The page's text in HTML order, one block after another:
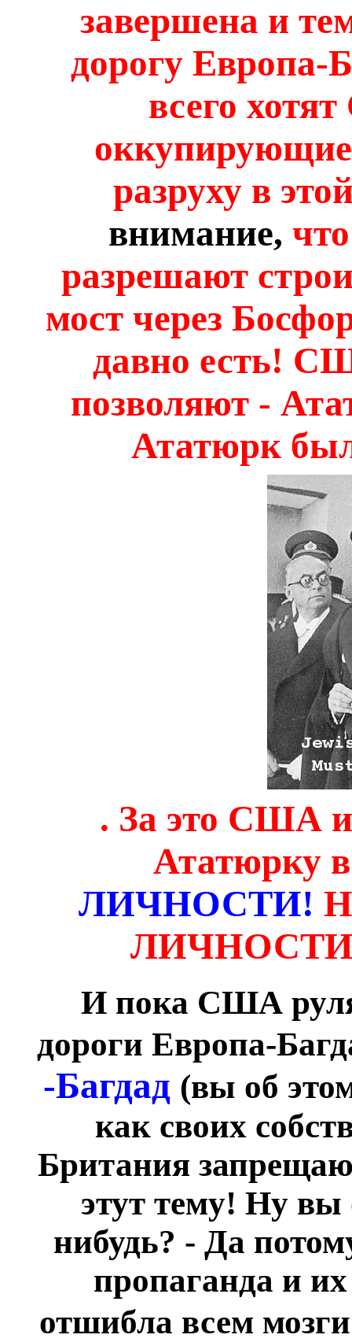
завершена и
дорогу Европа-
всего
разруху в
внимание,
разрешают
мост через
давно есть!
позволяют -
Ататюрк
. За это США
Ататюрку
ЛИЧНОСТИ!
ЛИЧНОСТИ,
И пока США
дороги Европа-
-Багдад (вы об
как своих
Британия
этут тему! Ну вы
нибудь? - Да
пропаганда и
отшибла всем